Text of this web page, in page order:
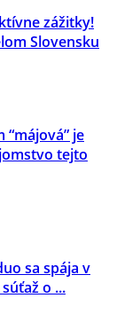
zážitky!
Slovensku
je
tejto
sa spája v
o ...